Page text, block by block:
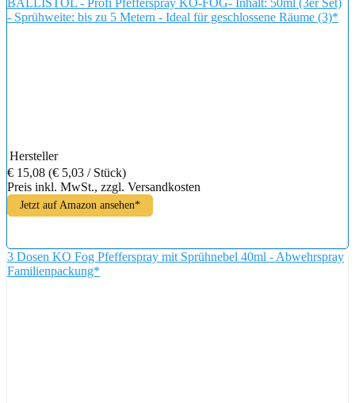
- Sprühweite: bis zu 5 Metern - Ideal für geschlossene Räume (3)*
Hersteller
€ 15,08 (€ 5,03 / Stück)
Preis inkl. MwSt., zzgl. Versandkosten
Jetzt auf Amazon ansehen*
3 Dosen KO Fog Pfefferspray mit Sprühnebel 40ml - Abwehrspray
Familienpackung*